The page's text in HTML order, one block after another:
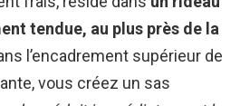
tendue, au plus près de la
l’encadrement supérieur de
vous créez un sas